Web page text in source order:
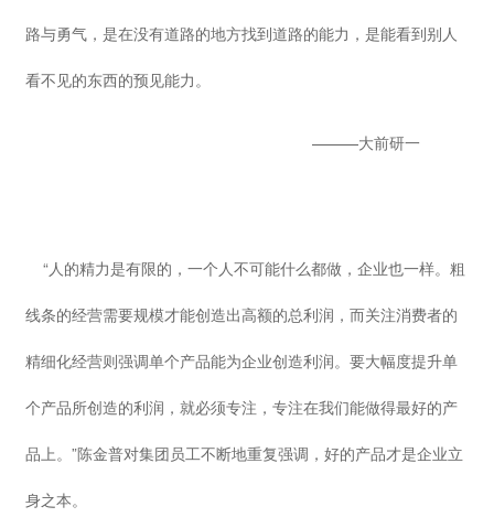
路与勇气，是在没有道路的地方找到道路的能力，是能看到别人
看不见的东西的预见能力。
———大前研一
“人的精力是有限的，一个人不可能什么都做，企业也一样。粗
线条的经营需要规模才能创造出高额的总利润，而关注消费者的
精细化经营则强调单个产品能为企业创造利润。要大幅度提升单
个产品所创造的利润，就必须专注，专注在我们能做得最好的产
品上。”陈金普对集团员工不断地重复强调，好的产品才是企业立
身之本。